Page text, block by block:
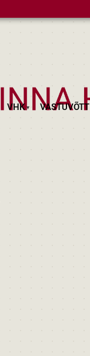
VHK VASTUVÕTT